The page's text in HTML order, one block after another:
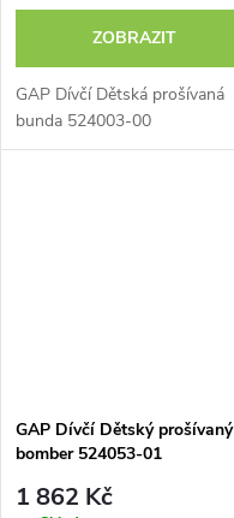
ZOBRAZIT
GAP Dívčí Dětská prošívaná
bunda 524003-00
GAP Dívčí Dětský prošívaný
bomber 524053-01
1 862 Kč